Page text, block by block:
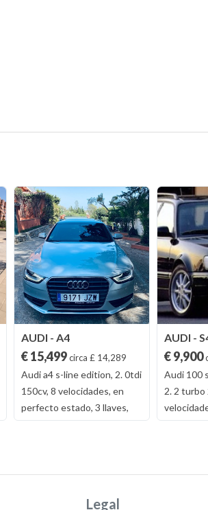
AUDI - A4
€ 15,499circa £ 14,289
Audi a4 s-line edition, 2. 0tdi
150cv, 8 velocidades, en
perfecto estado, 3 llaves,
libro mantenimiento al dia,
extras, coche en pintura
pieza pintada!!! unico en
AUDI -
€ 9,900
Audi 100
2. 2 turbo
venta en
estado
Legal